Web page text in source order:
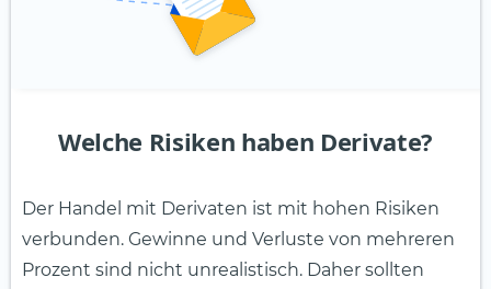
Welche Risiken haben Derivate?
Der Handel mit Derivaten ist mit hohen Risiken
verbunden. Gewinne und Verluste von mehreren
Prozent sind nicht unrealistisch. Daher sollten